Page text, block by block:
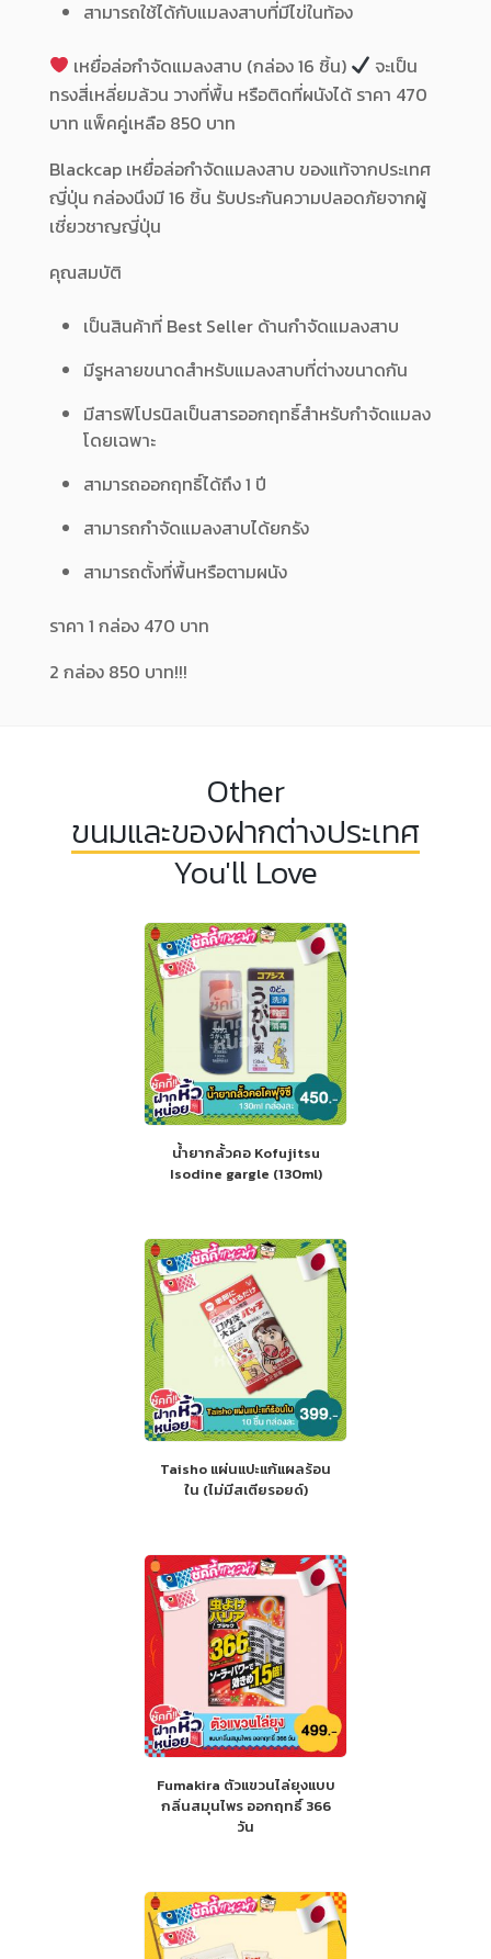
สามารถใช้ได้กับแมลงสาบที่มีไข่ในท้อง
เหยื่อล่อกำจัดแมลงสาบ (กล่อง 16 ชิ้น)
จะเป็น
ทรงสี่เหลี่ยมล้วน วางที่พื้น หรือติดที่ผนังได้ ราคา 470
บาท แพ็คคู่เหลือ 850 บาท
Blackcap เหยื่อล่อกำจัดแมลงสาบ ของแท้จากประเทศ
ญี่ปุ่น กล่องนึงมี 16 ชิ้น รับประกันความปลอดภัยจากผู้
เชี่ยวชาญญี่ปุ่น
คุณสมบัติ
เป็นสินค้าที่ Best Seller ด้านกำจัดแมลงสาบ
มีรูหลายขนาดสำหรับแมลงสาบที่ต่างขนาดกัน
มีสารฟิโปรนิลเป็นสารออกฤทธิ์สำหรับกำจัดแมลง
โดยเฉพาะ
สามารถออกฤทธิ์ได้ถึง 1 ปี
สามารถกำจัดแมลงสาบได้ยกรัง
สามารถตั้งที่พื้นหรือตามผนัง
ราคา 1 กล่อง 470 บาท
2 กล่อง 850 บาท!!!
Other
ขนมและของฝากต่างประเทศ
You'll Love
น้ำยากลั้วคอ Kofujitsu
Isodine gargle (130ml)
Taisho แผ่นแปะแก้แผลร้อน
ใน (ไม่มีสเตียรอยด์)
Fumakira ตัวแขวนไล่ยุงแบบ
กลิ่นสมุนไพร ออกฤทธิ์ 366
วัน